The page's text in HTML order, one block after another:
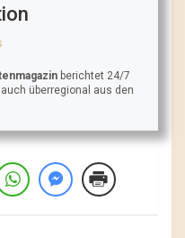
berichtet 24/7
überregional aus den